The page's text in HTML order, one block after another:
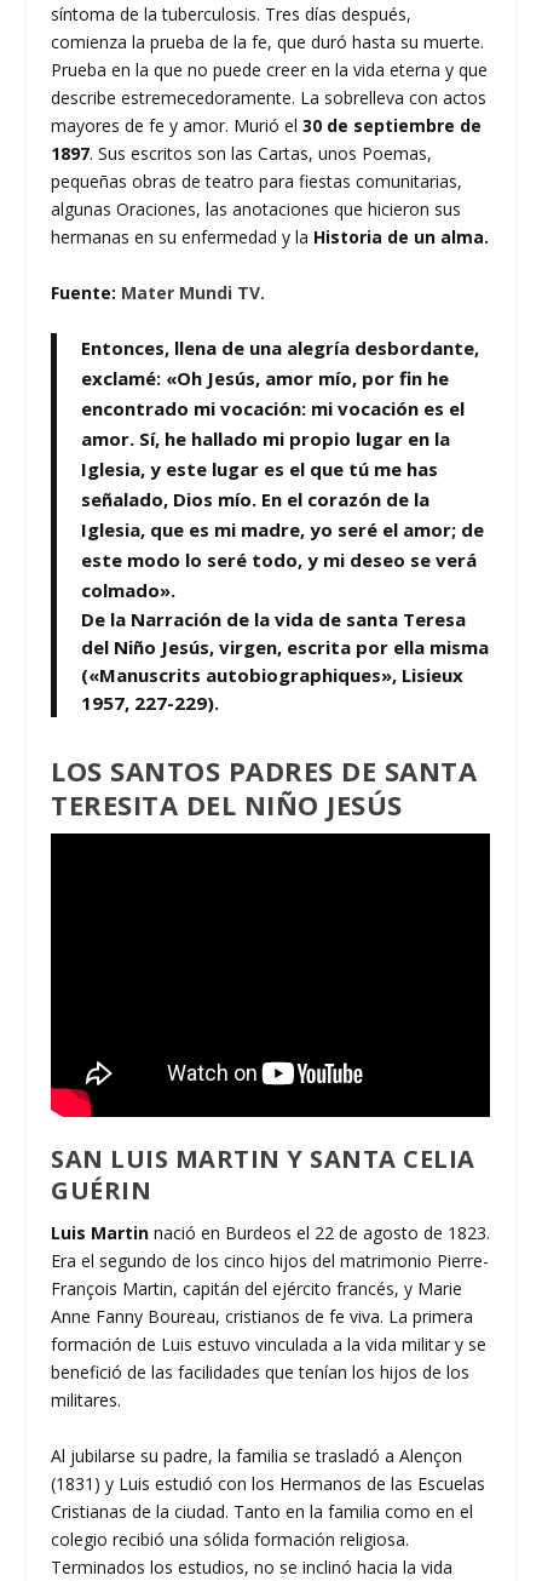
síntoma de la tuberculosis. Tres días después,
comienza la prueba de la fe, que duró hasta su muerte.
Prueba en la que no puede creer en la vida eterna y que
describe estremecedoramente. La sobrelleva con actos
mayores de fe y amor. Murió el30 de septiembre de
1897. Sus escritos son las Cartas, unos Poemas,
pequeñas obras de teatro para fiestas comunitarias,
algunas Oraciones, las anotaciones que hicieron sus
hermanas en su enfermedad y la Historia de un alma.
Fuente: Mater Mundi TV.
Entonces, llena de una alegría desbordante,
exclamé: «Oh Jesús, amor mío, por fin he
encontrado mi vocación: mi vocación es el
amor. Sí, he hallado mi propio lugar en la
Iglesia, y este lugar es el que tú me has
señalado, Dios mío. En el corazón de la
Iglesia, que es mi madre, yo seré el amor; de
este modo lo seré todo, y mi deseo se verá
colmado».
De la Narración de la vida de santa Teresa
del Niño Jesús, virgen, escrita por ella misma
(«Manuscrits autobiographiques», Lisieux
1957, 227-229).
LOS SANTOS PADRES DE SANTA
TERESITA DEL NIÑO JESÚS
SAN LUIS MARTIN Y SANTA CELIA
GUÉRIN
Luis Martinnació en Burdeos el 22 de agosto de 1823.
Era el segundo de los cinco hijos del matrimonio Pierre-
François Martin, capitán del ejército francés, y Marie
Anne Fanny Boureau, cristianos de fe viva. La primera
formación de Luis estuvo vinculada a la vida militar y se
benefició de las facilidades que tenían los hijos de los
militares.
Al jubilarse su padre, la familia se trasladó a Alençon
(1831) y Luis estudió con los Hermanos de las Escuelas
Cristianas de la ciudad. Tanto en la familia como en el
colegio recibió una sólida formación religiosa.
Terminados los estudios, no se inclinó hacia la vida